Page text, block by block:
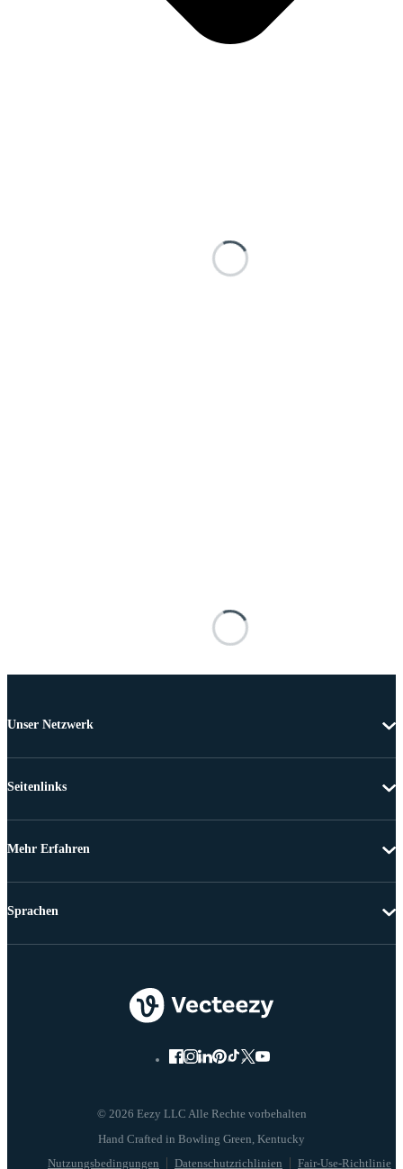
Unser Netzwerk
Seitenlinks
Mehr Erfahren
© 2026 Eezy LLC Alle Rechte vorbehalten
Nutzungsbedingungen Datenschutzrichlinien Fair-Use-Richtlinie
Sprachen